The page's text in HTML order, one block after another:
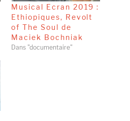
Musical Ecran 2019 :
Ethiopiques, Revolt
of The Soul de
Maciek Bochniak
Dans "documentaire"